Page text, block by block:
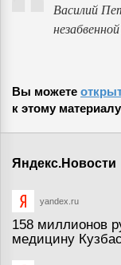
Василий
Вы можете
к этому материалу
Яндекс.Новости
yandex.ru
158 миллионов
медицину